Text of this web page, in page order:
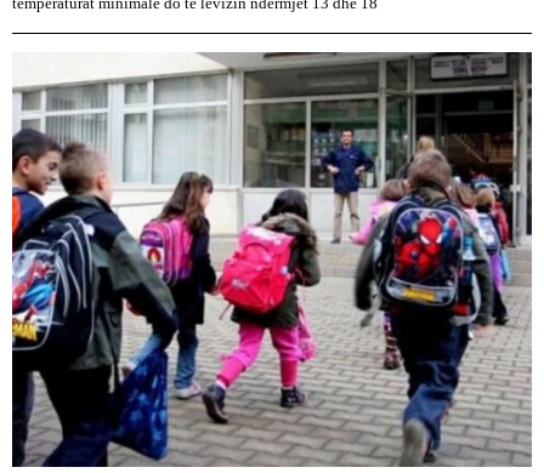
temperaturat minimale do të lëvizin ndërmjet 13 dhe 18